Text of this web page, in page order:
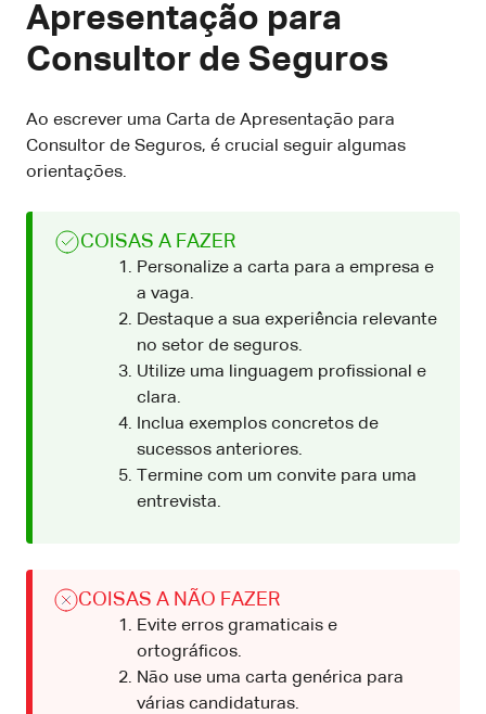
Apresentação para
Consultor de Seguros
Ao escrever uma Carta de Apresentação para
Consultor de Seguros, é crucial seguir algumas
orientações.
COISAS A FAZER
Personalize a carta para a empresa e
a vaga.
Destaque a sua experiência relevante
no setor de seguros.
Utilize uma linguagem profissional e
clara.
Inclua exemplos concretos de
sucessos anteriores.
Termine com um convite para uma
entrevista.
COISAS A NÃO FAZER
Evite erros gramaticais e
ortográficos.
Não use uma carta genérica para
várias candidaturas.